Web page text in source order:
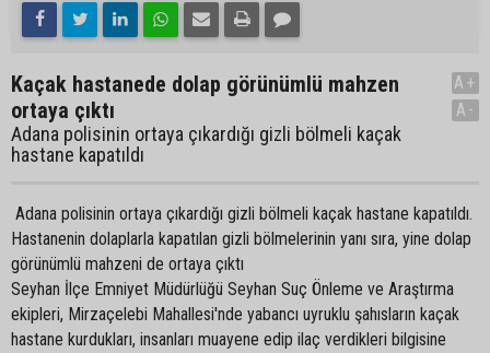
Kaçak hastanede dolap görünümlü mahzen
ortaya çıktı
Adana polisinin ortaya çıkardığı gizli bölmeli kaçak
hastane kapatıldı
A+
A-
Adana polisinin ortaya çıkardığı gizli bölmeli kaçak hastane kapatıldı.
Hastanenin dolaplarla kapatılan gizli bölmelerinin yanı sıra, yine dolap
görünümlü mahzeni de ortaya çıktı
Seyhan İlçe Emniyet Müdürlüğü Seyhan Suç Önleme ve Araştırma
ekipleri, Mirzaçelebi Mahallesi'nde yabancı uyruklu şahısların kaçak
hastane kurdukları, insanları muayene edip ilaç verdikleri bilgisine